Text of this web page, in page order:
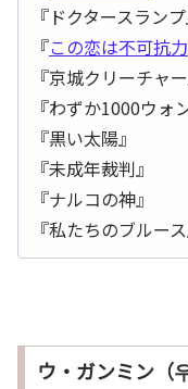
『ドクタースランプ
『この恋は不可抗力
『京城クリーチャー
『わずか1000ウォ
『黒い太陽』
『未成年裁判』
『ナルコの神』
『私たちのブルース
ウ・ガンミン（